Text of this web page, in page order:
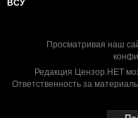
ВСУ
Просматривая наш
Редакция Цензор.НЕТ
Ответственность за